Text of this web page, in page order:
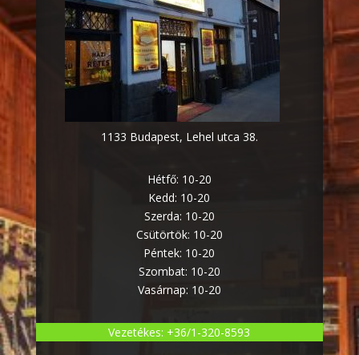
1133 Budapest, Lehel utca 38.
Hétfő: 10-20
Kedd: 10-20
Szerda: 10-20
Csütörtök: 10-20
Péntek: 10-20
Szombat: 10-20
Vasárnap: 10-20
Vezetékes: +36/1-320-8593